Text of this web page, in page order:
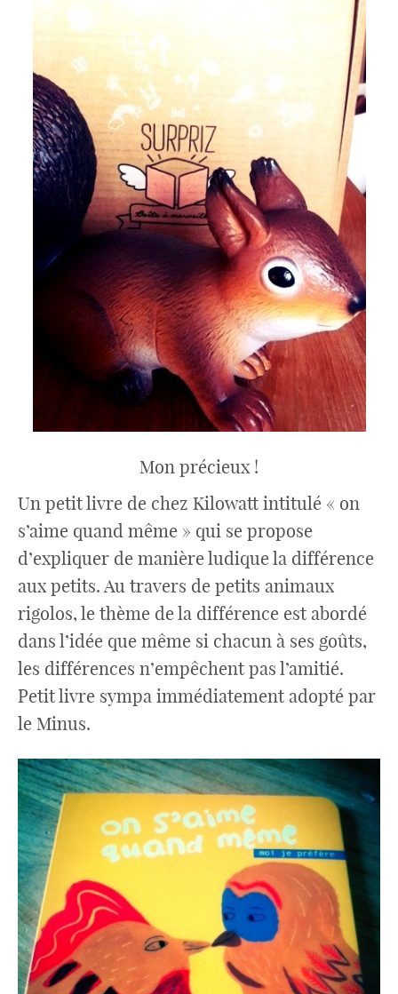
Mon précieux !
Un petit livre de chez Kilowatt intitulé « on
s’aime quand même » qui se propose
d’expliquer de manière ludique la différence
aux petits. Au travers de petits animaux
rigolos, le thème de la différence est abordé
dans l’idée que même si chacun à ses goûts,
les différences n’empêchent pas l’amitié.
Petit livre sympa immédiatement adopté par
le Minus.